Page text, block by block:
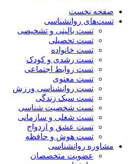
صفحه نخست
تست‌های روانشناسی
تست بالینی و تشخیصی
تست تحصیلی
تست خانواده
تست رشدی و کودک
تست روابط اجتماعی
تست معنوی
تست روانشناسی ورزش
تست سبک زندگی
تست شخصیت شناسی
تست شغلی و سازمانی
تست عشق و ازدواج
تست هوش و حافظه
مشاوره روانشناسی
عضویت متخصصان